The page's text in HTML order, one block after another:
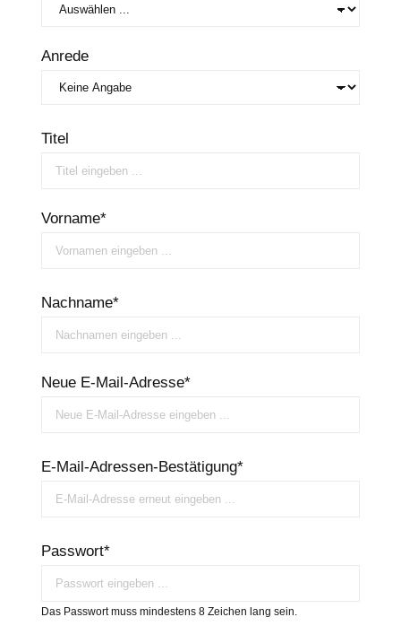
Anrede
Titel
Vorname*
Nachname*
Neue E-Mail-Adresse*
E-Mail-Adressen-Bestätigung*
Passwort*
Das Passwort muss mindestens 8 Zeichen lang sein.